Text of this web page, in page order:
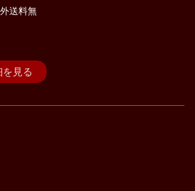
送料無
見る